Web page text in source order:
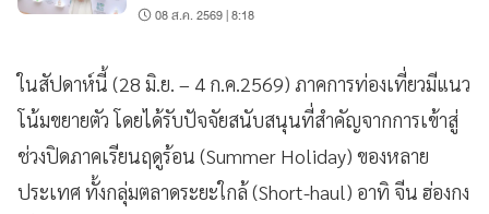
08 ส.ค. 2569 | 8:18
ในสัปดาห์นี้ (28 มิ.ย. – 4 ก.ค.2569) ภาคการท่องเที่ยวมีแนว
โน้มขยายตัว โดยได้รับปัจจัยสนับสนุนที่สำคัญจากการเข้าสู่
ช่วงปิดภาคเรียนฤดูร้อน (Summer Holiday) ของหลาย
ประเทศ ทั้งกลุ่มตลาดระยะใกล้ (Short-haul) อาทิ จีน ฮ่องกง